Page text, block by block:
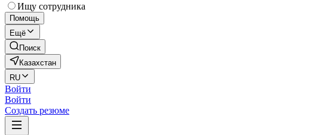
Ищу сотрудника
Помощь
Ещё
Поиск
Казахстан
RU
Войти
Войти
Создать резюме